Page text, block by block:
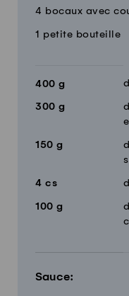
Quantité
4 bocaux avec
1 petite bouteille
400 g
300 g
150 g
4 cs
100 g
Sauce: